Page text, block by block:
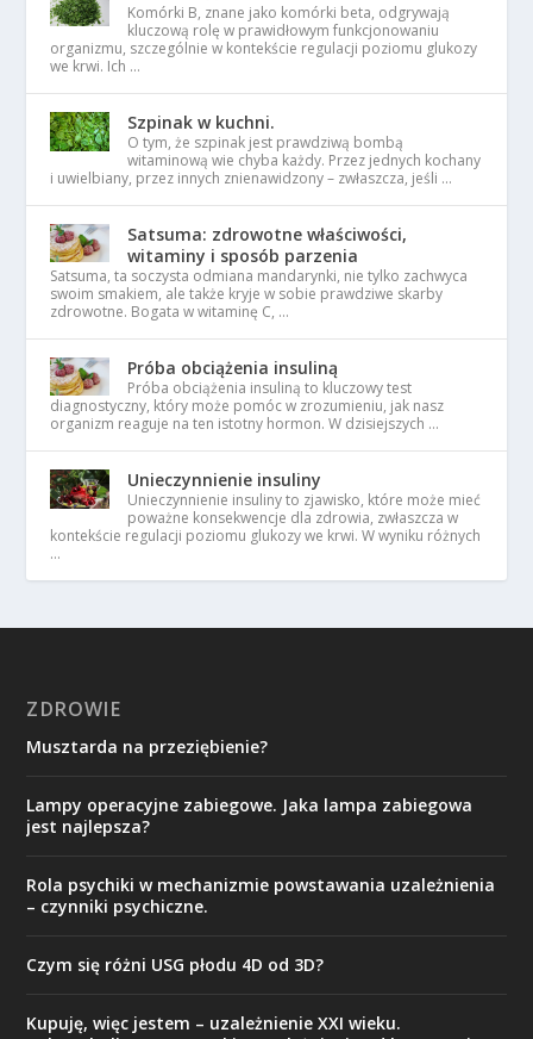
Komórki B, znane jako komórki beta, odgrywają
kluczową rolę w prawidłowym funkcjonowaniu
organizmu, szczególnie w kontekście regulacji poziomu glukozy
we krwi. Ich …
Szpinak w kuchni.
O tym, że szpinak jest prawdziwą bombą
witaminową wie chyba każdy. Przez jednych kochany
i uwielbiany, przez innych znienawidzony – zwłaszcza, jeśli …
Satsuma: zdrowotne właściwości,
witaminy i sposób parzenia
Satsuma, ta soczysta odmiana mandarynki, nie tylko zachwyca
swoim smakiem, ale także kryje w sobie prawdziwe skarby
zdrowotne. Bogata w witaminę C, …
Próba obciążenia insuliną
Próba obciążenia insuliną to kluczowy test
diagnostyczny, który może pomóc w zrozumieniu, jak nasz
organizm reaguje na ten istotny hormon. W dzisiejszych …
Unieczynnienie insuliny
Unieczynnienie insuliny to zjawisko, które może mieć
poważne konsekwencje dla zdrowia, zwłaszcza w
kontekście regulacji poziomu glukozy we krwi. W wyniku różnych
…
ZDROWIE
Musztarda na przeziębienie?
Lampy operacyjne zabiegowe. Jaka lampa zabiegowa
jest najlepsza?
Rola psychiki w mechanizmie powstawania uzależnienia
– czynniki psychiczne.
Czym się różni USG płodu 4D od 3D?
Kupuję, więc jestem – uzależnienie XXI wieku.